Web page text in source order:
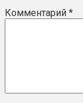
Комментарий *